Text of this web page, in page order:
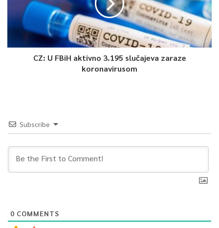
CZ: U FBiH aktivno 3.195 slučajeva zaraze
koronavirusom
Subscribe
0 COMMENTS